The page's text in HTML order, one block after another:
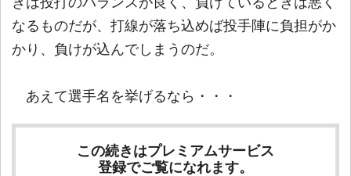
なるものだが、打線が落ち込めば投手陣に負担がか
かり、負けが込んでしまうのだ。
あえて選手名を挙げるなら・・・
この続きはプレミアムサービス
登録でご覧になれます。